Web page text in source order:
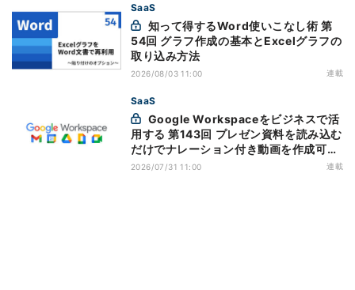
SaaS
54回 グラフ作成の基本とExcelグラフの
取り込み方法
2026/08/03 11:00 連載
SaaS
用する 第143回 プレゼン資料を読み込む
だけでナレーション付き動画を作成可能
になった「Google Vids」
2026/07/31 11:00 連載